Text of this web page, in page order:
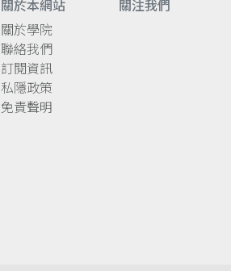
關於本網站
關於學院
聯絡我們
訂閱資訊
私隱政策
免責聲明
關注我們